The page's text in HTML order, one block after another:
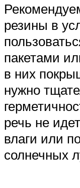
резины в
пакетами
в них
нужно
речь не
влаги или
солнечных